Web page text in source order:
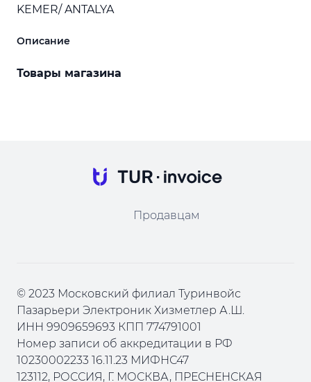
KEMER/ ANTALYA
Описание
Товары магазина
Продавцам
© 2023 Московский филиал Туринвойс
Пазарьери Электроник Хизметлер А.Ш.
ИНН 9909659693 КПП 774791001
Номер записи об аккредитации в РФ
10230002233 16.11.23 МИФНС47
123112, РОССИЯ, Г. МОСКВА, ПРЕСНЕНСКАЯ